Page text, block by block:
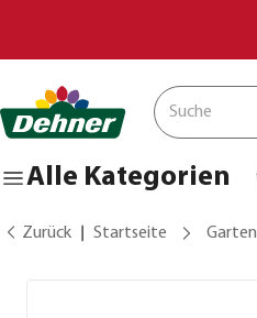
Alle Kategorien
Zurück Startseite Garten